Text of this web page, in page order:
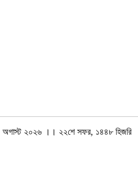
অগাস্ট ২০২৬ ।। ২২শে সফর, ১৪৪৮ হিজরি